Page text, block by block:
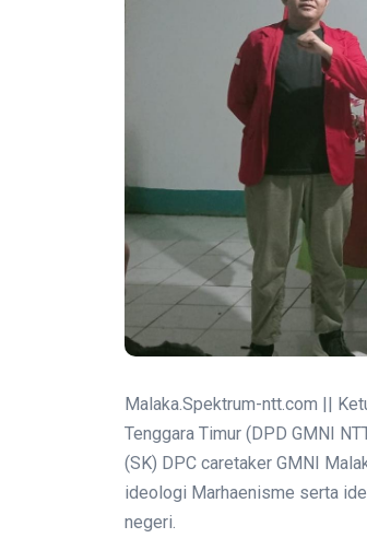
Malaka.Spektrum-ntt.com ||
Tenggara Timur (DPD GMNI
(SK) DPC caretaker GMNI
ideologi Marhaenisme serta
negeri.